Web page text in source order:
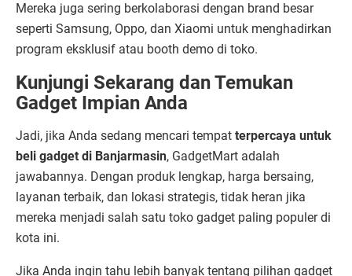
Mereka juga sering berkolaborasi dengan brand besar
seperti Samsung, Oppo, dan Xiaomi untuk menghadirkan
program eksklusif atau booth demo di toko.
Kunjungi Sekarang dan Temukan
Gadget Impian Anda
Jadi, jika Anda sedang mencari tempat terpercaya untuk
beli gadget di Banjarmasin, GadgetMart adalah
jawabannya. Dengan produk lengkap, harga bersaing,
layanan terbaik, dan lokasi strategis, tidak heran jika
mereka menjadi salah satu toko gadget paling populer di
kota ini.
Jika Anda ingin tahu lebih banyak tentang pilihan gadget